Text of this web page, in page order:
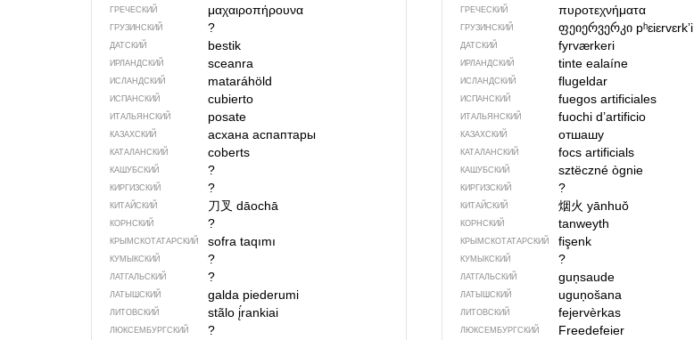
ГРЕЧЕСКИЙ μαχαιροπήρουνα
ГРУЗИНСКИЙ ?
ДАТСКИЙ bestik
ИРЛАНДСКИЙ sceanra
ИСЛАНДСКИЙ mataráhöld
ИСПАНСКИЙ cubierto
ИТАЛЬЯНСКИЙ posate
КАЗАХСКИЙ асхана аспаптары
КАТАЛАНСКИЙ coberts
КАШУБСКИЙ ?
КИРГИЗСКИЙ ?
КИТАЙСКИЙ 刀叉 dāochā
КОРНСКИЙ ?
КРЫМСКО­ТАТАРСКИЙ sofra taqımı
КУМЫКСКИЙ ?
ЛАТГАЛЬСКИЙ ?
ЛАТЫШСКИЙ galda piederumi
ЛИТОВСКИЙ stãlo į́rankiai
ЛЮКСЕМБУРГСКИЙ ?
ГРЕЧЕСКИЙ πυροτεχνήματα
ГРУЗИНСКИЙ ფეიერვერკი pʰɛiɛrvɛrkʼi
ДАТСКИЙ fyrværkeri
ИРЛАНДСКИЙ tinte ealaíne
ИСЛАНДСКИЙ flugeldar
ИСПАНСКИЙ fuegos artificiales
ИТАЛЬЯНСКИЙ fuochi d’artificio
КАЗАХСКИЙ отшашу
КАТАЛАНСКИЙ focs artificials
КАШУБСКИЙ sztëczné ògnie
КИРГИЗСКИЙ ?
КИТАЙСКИЙ 烟火 yānhuǒ
КОРНСКИЙ tanweyth
КРЫМСКО­ТАТАРСКИЙ fişenk
КУМЫКСКИЙ ?
ЛАТГАЛЬСКИЙ guņsaude
ЛАТЫШСКИЙ uguņošana
ЛИТОВСКИЙ fejervèrkas
ЛЮКСЕМБУРГСКИЙ Freedefeier